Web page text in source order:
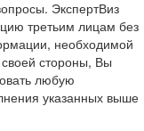
ЭкспертВиз
третьим лицам без
необходимой
стороны, Вы
любую
указанных выше